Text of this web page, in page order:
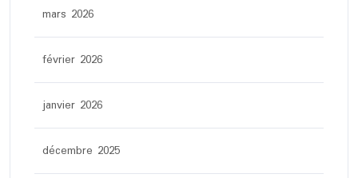
mars 2026
février 2026
janvier 2026
décembre 2025